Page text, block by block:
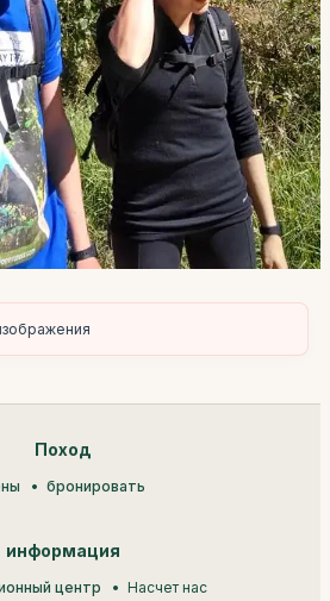
Поход
бронировать
информация
центр Насчет нас